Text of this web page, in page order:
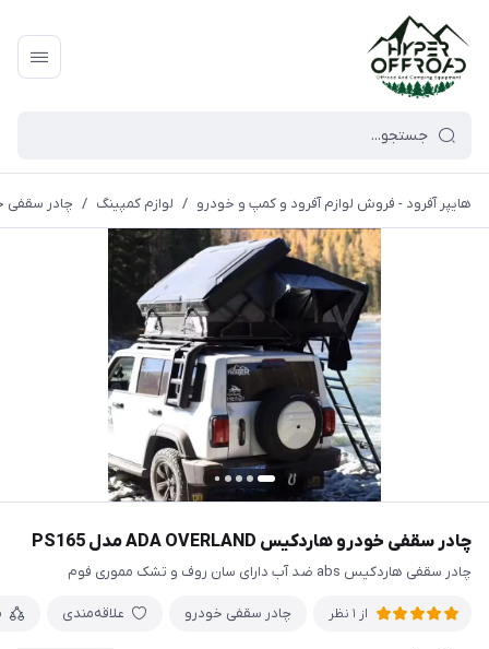
هایپر آفرود - فروش لوازم آفرود و کمپ و خودرو / لوازم کمپینگ / چادر سقفی
چادر سقفی خودرو ‌هاردکیس ADA OVERLAND مدل PS165
چادر سقفی هاردکیس abs ضد آب دارای سان روف و تشک مموری فوم
از 1 نظر چادر سقفی خودرو علاقه‌مندی